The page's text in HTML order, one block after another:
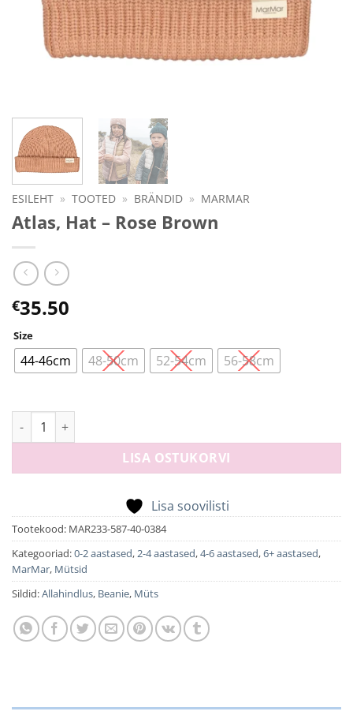
ESILEHT » TOOTED » BRÄNDID » MARMAR
Atlas, Hat – Rose Brown
€35.50
Size
44-46cm 48-50cm 52-54cm 56-58cm
Atlas, Hat - Rose Brown kogus
LISA OSTUKORVI
Lisa soovilisti
Tootekood: MAR233-587-40-0384
Kategooriad:0-2 aastased,2-4 aastased,4-6 aastased,6+ aastased,
MarMar, Mütsid
Sildid:Allahindlus, Beanie, Müts